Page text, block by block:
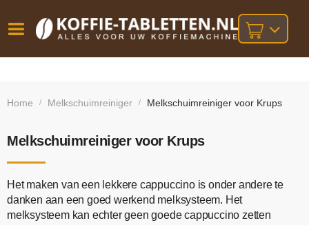
besteld,
bij orders
Home / Melkschuimreiniger / Melkschuimreiniger voor Krups
Melkschuimreiniger voor Krups
Het maken van een lekkere cappuccino is onder andere te
danken aan een goed werkend melksysteem. Het
melksysteem kan echter geen goede cappuccino zetten